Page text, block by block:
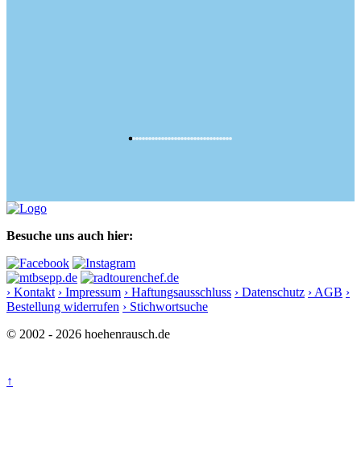
Besuche uns auch hier:
› Kontakt › Impressum › Haftungsausschluss › Datenschutz › AGB ›
Bestellung widerrufen › Stichwortsuche
© 2002 - 2026 hoehenrausch.de
↑